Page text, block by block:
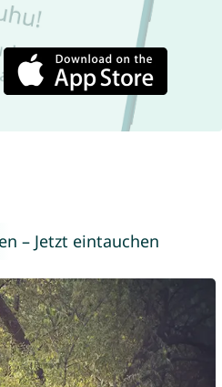
– Jetzt eintauchen